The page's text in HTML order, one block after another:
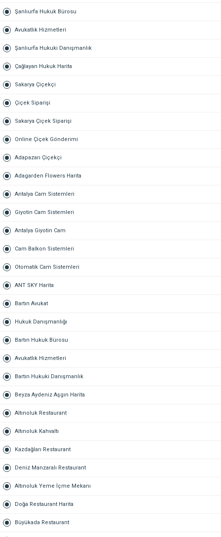
Şanlıurfa Hukuk Bürosu
Avukatlık Hizmetleri
Şanlıurfa Hukuki Danışmanlık
Çağlayan Hukuk Harita
Sakarya Çiçekçi
Çiçek Siparişi
Sakarya Çiçek Siparişi
Online Çiçek Gönderimi
Adapazarı Çiçekçi
Adagarden Flowers Harita
Antalya Cam Sistemleri
Giyotin Cam Sistemleri
Antalya Giyotin Cam
Cam Balkon Sistemleri
Otomatik Cam Sistemleri
ANT SKY Harita
Bartın Avukat
Hukuk Danışmanlığı
Bartın Hukuk Bürosu
Avukatlık Hizmetleri
Bartın Hukuki Danışmanlık
Beyza Aydeniz Aşgın Harita
Altınoluk Restaurant
Altınoluk Kahvaltı
Kazdağları Restaurant
Deniz Manzaralı Restaurant
Altınoluk Yeme İçme Mekanı
Doğa Restaurant Harita
Büyükada Restaurant